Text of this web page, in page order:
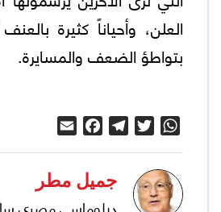
العلن، وأحياناً كثيرة
بتواطؤ الضعف والمسايرة.
WhatsApp
Twitter
Telegram
Facebook
جميل مطر
دبلوماسي مصري